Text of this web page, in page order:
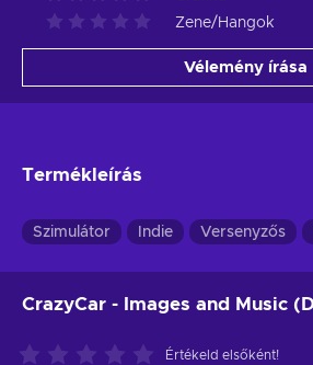
Zene/Hangok
Vélemény írása
Termékleírás
Szimulátor Indie Versenyzős
CrazyCar - Images and Music
Értékeld elsőként!